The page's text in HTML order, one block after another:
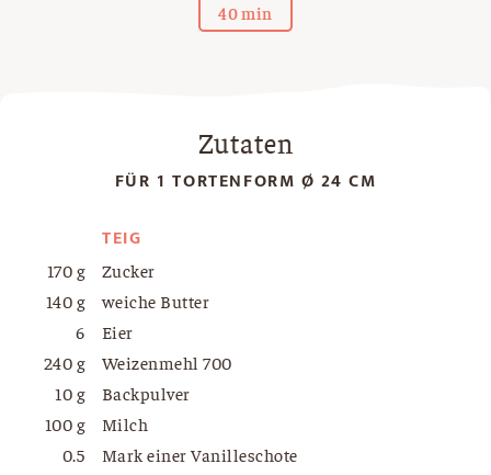
40 min
Zutaten
FÜR 1 TORTENFORM Ø 24 CM
TEIG
170 g
Zucker
140 g
weiche Butter
6
Eier
240 g
Weizenmehl 700
10 g
Backpulver
100 g
Milch
0.5
Mark einer Vanilleschote